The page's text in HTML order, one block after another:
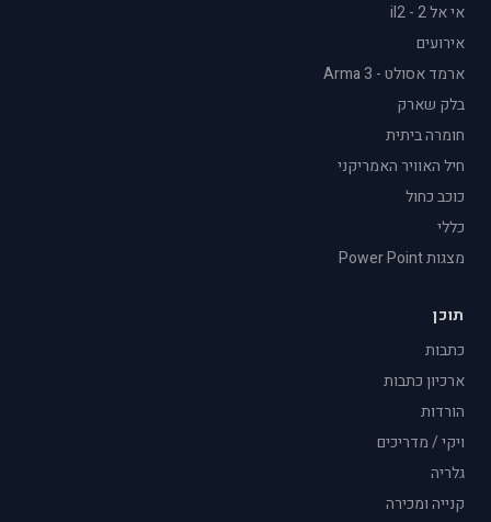
אי אל 2 - il2
אירועים
ארמד אסולט - Arma 3
בלק שארק
חומרה ביתית
חיל האוויר האמריקני
כוכב כחול
כללי
מצגות Power Point
תוכן
כתבות
ארכיון כתבות
הורדות
ויקי / מדריכים
גלריה
קנייה ומכירה